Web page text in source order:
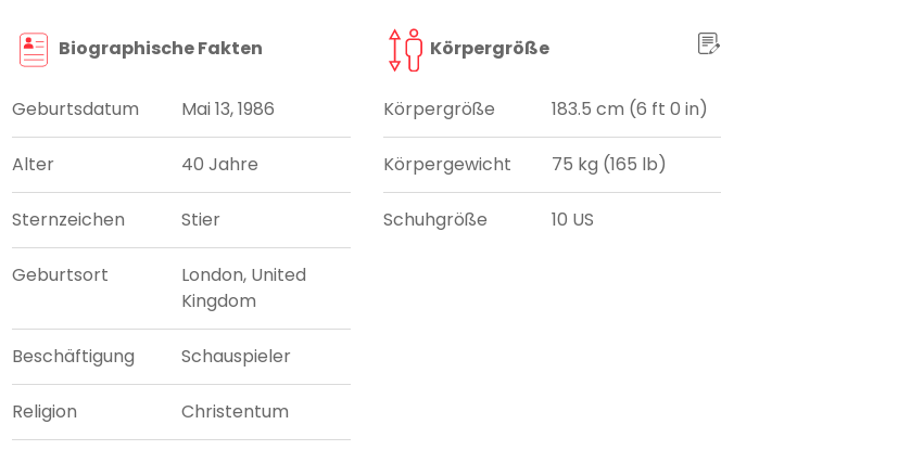
Biographische Fakten
Geburtsdatum Mai 13, 1986
Alter 40 Jahre
Sternzeichen Stier
Geburtsort
London, United
Kingdom
Beschäftigung Schauspieler
Religion Christentum
Körpergröße
Körpergröße 183.5 cm (6 ft 0 in)
Körpergewicht 75 kg (165 lb)
Schuhgröße 10 US